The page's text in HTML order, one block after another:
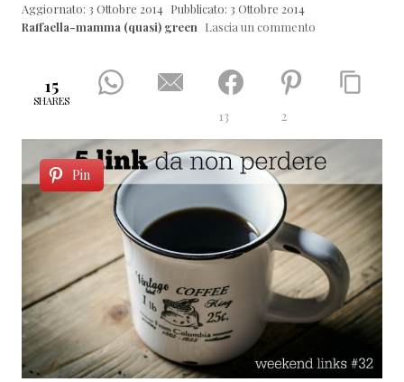
famiglie
Aggiornato: 3 Ottobre 2014 Pubblicato: 3 Ottobre 2014
Raffaella-mamma (quasi) green Lascia un commento
15
SHARES
13 2
Pin